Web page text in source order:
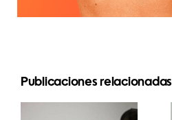
Publicaciones relacionadas